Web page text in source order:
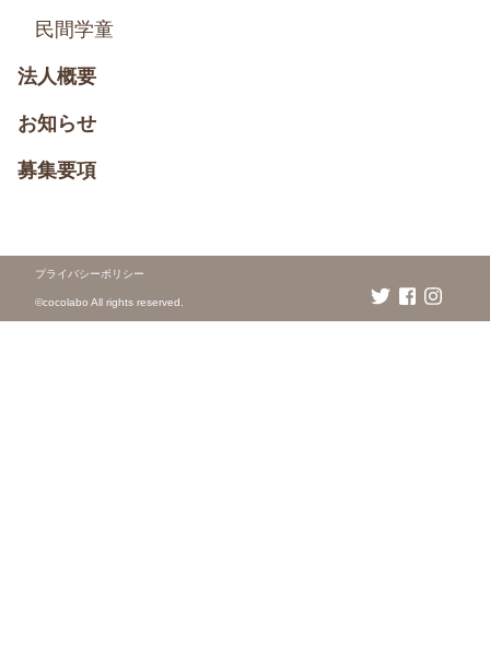
民間学童
法人概要
お知らせ
募集要項
プライバシーポリシー
©️cocolabo All rights reserved.